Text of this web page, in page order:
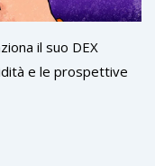
il suo DEX
e le prospettive